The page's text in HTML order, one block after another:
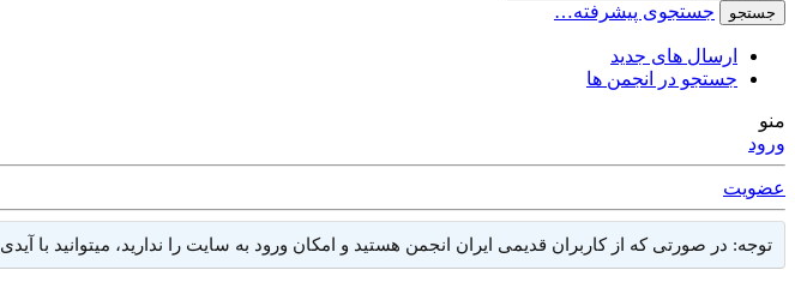
جستجو جستجوی پیشرفته…
ارسال های جدید
جستجو در انجمن ها
منو
ورود
عضویت
توجه: در صورتی که از کاربران قدیمی ایران انجمن هستید و امکان ورود به سایت را ندارید، میتوانید با آیدی altin_admin@ در تلگرام تماس حاصل نمایید.